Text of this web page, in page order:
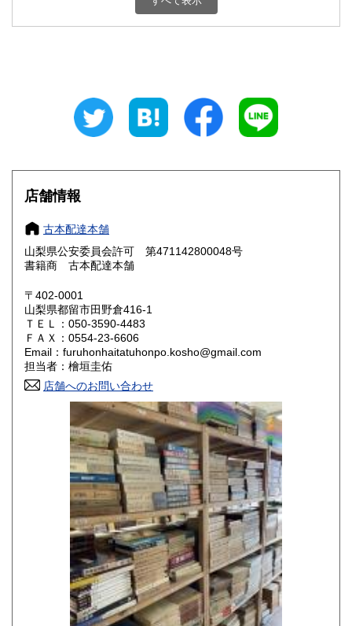
800円 三重県
大阪府
奈良県
鳥取県 800円 島根県
岡山県
山口県 800円
香川県 800円 愛媛県
高知県 800円
800円 長崎県
800円 大分県
800円 鹿児島県
1,500円
店舗情報
古本配達本舗
山梨県公安委員会許可 第471142800048号
書籍商 古本配達本舗
〒402-0001
山梨県都留市田野倉416-1
ＴＥＬ：050-3590-4483
ＦＡＸ：0554-23-6606
Email：furuhonhaitatuhonpo.kosho@gmail.com
担当者：檜垣圭佑
店舗へのお問い合わせ